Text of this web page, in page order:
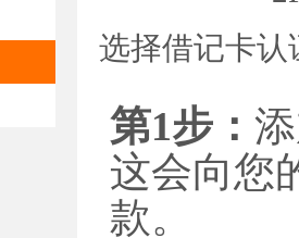
选择借记卡认
第1步：
这会向您
款。